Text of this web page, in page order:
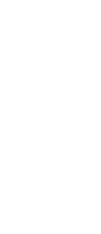
市内全域」
経営体の状
値は、販